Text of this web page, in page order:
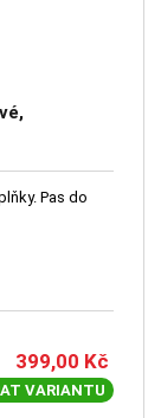
Pas do
399,00 Kč
VARIANTU